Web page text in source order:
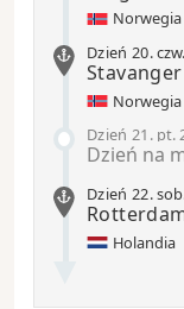
Norwegia
Dzień 20.czw.
Stavanger
Norwegia
Dzień 21 . pt.
Dzień na
Dzień 22.
Holandia